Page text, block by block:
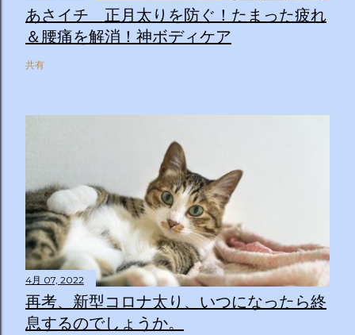
あさイチ 正月太りを防ぐ！たまった疲れ
＆腰痛を解消！神ボディケア
共有
4月 07, 2022
再考、新型コロナ太り、いつになったら終
息するのでしょうか。